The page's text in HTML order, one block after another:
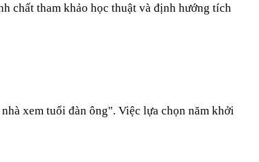
chất tham khảo học thuật và định hướng tích
xem tuổi đàn ông". Việc lựa chọn năm khởi